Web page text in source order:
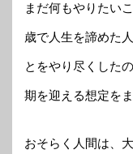
まだ何もやりたい
歳で人生を諦めた
とをやり尽くした
期を迎える想定を
おそらく人間は、